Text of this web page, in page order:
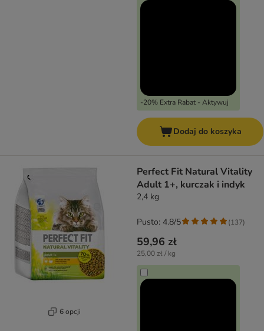
-20% Extra Rabat - Aktywuj
Dodaj do koszyka
6 opcji
Perfect Fit Natural Vitality
Adult 1+, kurczak i indyk
2,4 kg
59,96 zł
25,00 zł / kg
Pusto: 4.8/5 (137)